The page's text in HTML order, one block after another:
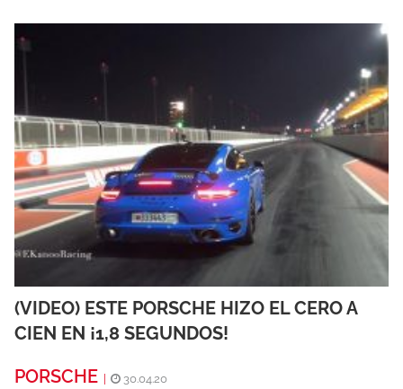
(VIDEO) ESTE PORSCHE HIZO EL CERO A
CIEN EN ¡1,8 SEGUNDOS!
PORSCHE
30.04.20